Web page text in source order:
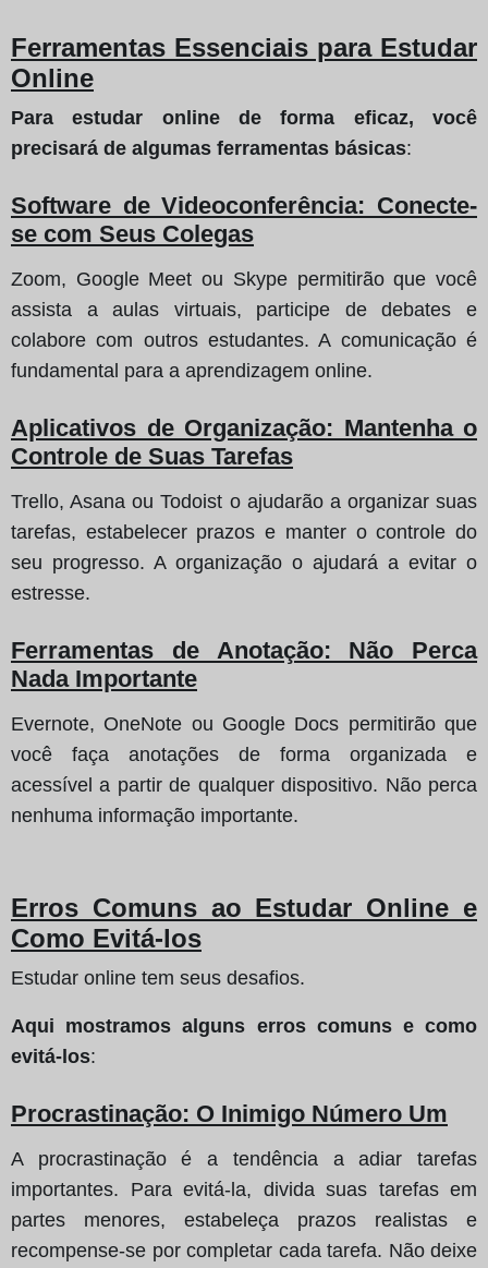
Ferramentas Essenciais para Estudar
Online
Para estudar online de forma eficaz, você
precisará de algumas ferramentas básicas:
Software de Videoconferência: Conecte-
se com Seus Colegas
Zoom, Google Meet ou Skype permitirão que você
assista a aulas virtuais, participe de debates e
colabore com outros estudantes. A comunicação é
fundamental para a aprendizagem online.
Aplicativos de Organização: Mantenha o
Controle de Suas Tarefas
Trello, Asana ou Todoist o ajudarão a organizar suas
tarefas, estabelecer prazos e manter o controle do
seu progresso. A organização o ajudará a evitar o
estresse.
Ferramentas de Anotação: Não Perca
Nada Importante
Evernote, OneNote ou Google Docs permitirão que
você faça anotações de forma organizada e
acessível a partir de qualquer dispositivo. Não perca
nenhuma informação importante.
Erros Comuns ao Estudar Online e
Como Evitá-los
Estudar online tem seus desafios.
Aqui mostramos alguns erros comuns e como
evitá-los:
Procrastinação: O Inimigo Número Um
A procrastinação é a tendência a adiar tarefas
importantes. Para evitá-la, divida suas tarefas em
partes menores, estabeleça prazos realistas e
recompense-se por completar cada tarefa. Não deixe